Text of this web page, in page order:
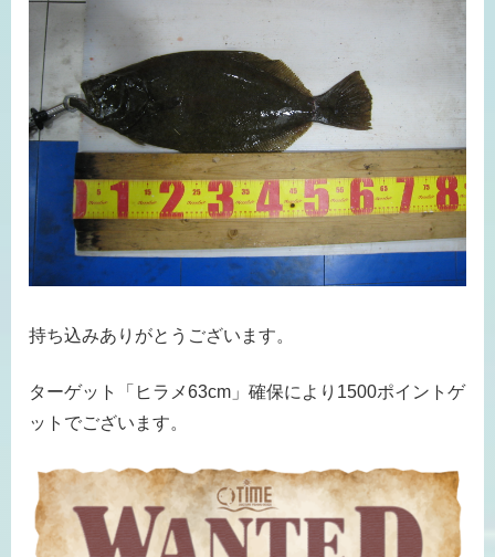
持ち込みありがとうございます。
ターゲット「ヒラメ63cm」確保により1500ポイントゲ
ットでございます。